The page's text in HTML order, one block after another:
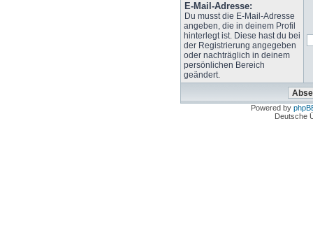
E-Mail-Adresse:
Du musst die E-Mail-Adresse
angeben, die in deinem Profil
hinterlegt ist. Diese hast du bei
der Registrierung angegeben
oder nachträglich in deinem
persönlichen Bereich
geändert.
Powered by
Deutsche